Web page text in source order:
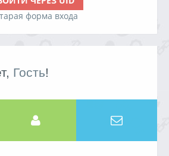
форма входа
Гость!